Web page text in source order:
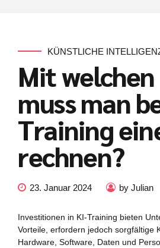
KÜNSTLICHE
Mit
muss man
Training
rechnen?
23. Januar 2024 by Julian
Investitionen in KI-Training bieten
Vorteile, erfordern jedoch sorgfältige
Hardware, Software, Daten und